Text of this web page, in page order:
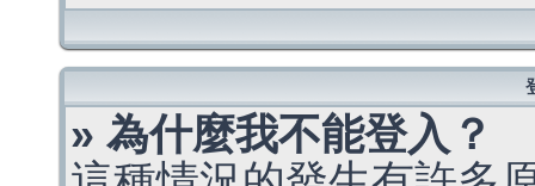
» 為什麼我不能登入？